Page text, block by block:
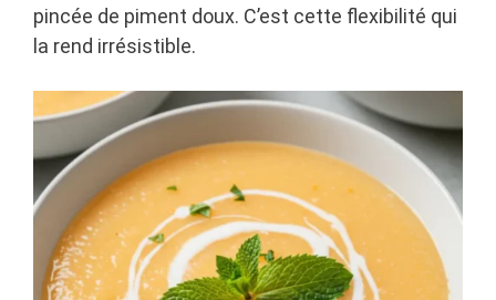
pincée de piment doux. C’est cette flexibilité qui
la rend irrésistible.